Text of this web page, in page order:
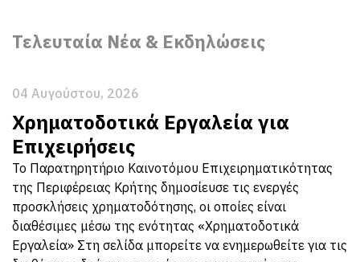
Τελευταία Νέα & Εκδηλώσεις
04 Αυγούστου, 2026
Χρηματοδοτικά Εργαλεία για
Επιχειρήσεις
Το Παρατηρητήριο Καινοτόμου Επιχειρηματικότητας
της Περιφέρειας Κρήτης δημοσίευσε τις ενεργές
προσκλήσεις χρηματοδότησης, οι οποίες είναι
διαθέσιμες μέσω της ενότητας «Χρηματοδοτικά
Εργαλεία» Στη σελίδα μπορείτε να ενημερωθείτε για τις